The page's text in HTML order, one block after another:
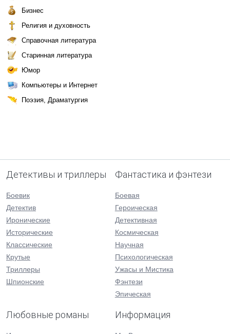
Бизнес
Религия и духовность
Справочная литература
Старинная литература
Юмор
Компьютеры и Интернет
Поэзия, Драматургия
Детективы и триллеры
Боевик
Детектив
Иронические
Исторические
Классические
Крутые
Триллеры
Шпионские
Фантастика и фэнтези
Боевая
Героическая
Детективная
Космическая
Научная
Психологическая
Ужасы и Мистика
Фэнтези
Эпическая
Любовные романы Информация